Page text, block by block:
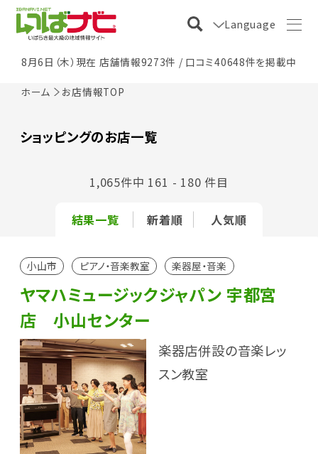
Language
8月6日（木）現在 店舗情報9273件 / 口コミ40648件を掲載中
ホーム お店情報TOP
ショッピングのお店一覧
結果一覧 新着順 人気順
1,065件中 161 - 180 件目
小山市 ピアノ・音楽教室 楽器屋・音楽
ヤマハミュージックジャパン 宇都宮
店 小山センター
楽器店併設の音楽レッ
スン教室